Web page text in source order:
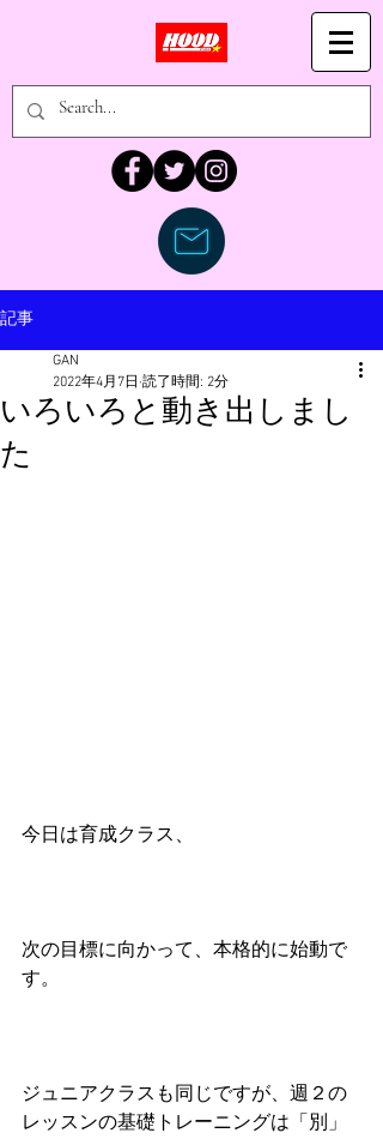
記事
いろいろと動き出しまし
た
GAN
2022年4月7日 読了時間: 2分
今日は育成クラス、
次の目標に向かって、本格的に始動で
す。
ジュニアクラスも同じですが、週２の
レッスンの基礎トレーニングは「別」